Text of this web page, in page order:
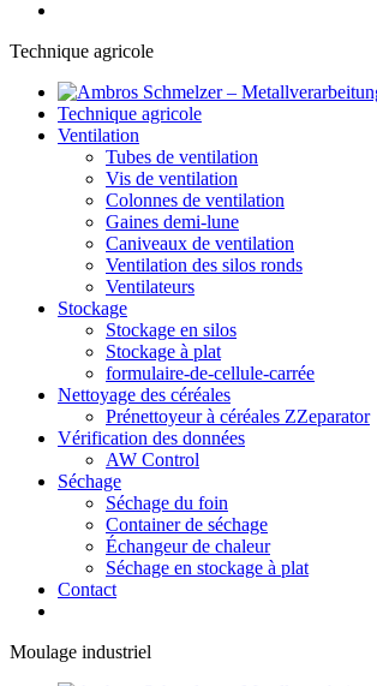
Technique agricole
Technique agricole
Ventilation
Tubes de ventilation
Vis de ventilation
Colonnes de ventilation
Gaines demi-lune
Caniveaux de ventilation
Ventilation des silos ronds
Ventilateurs
Stockage
Stockage en silos
Stockage à plat
formulaire-de-cellule-carrée
Nettoyage des céréales
Prénettoyeur à céréales ZZeparator
Vérification des données
AW Control
Séchage
Séchage du foin
Container de séchage
Échangeur de chaleur
Séchage en stockage à plat
Contact
Moulage industriel